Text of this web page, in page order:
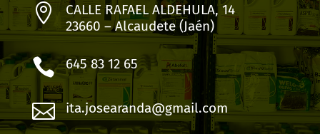

CALLE RAFAEL ALDEHULA, 14
23660 – Alcaudete (Jaén)
 645 83 12 65
 ita.josearanda@gmail.com